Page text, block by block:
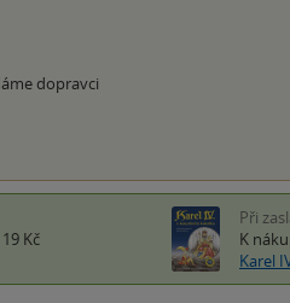
dopravci
Kč
Při
K
Karel